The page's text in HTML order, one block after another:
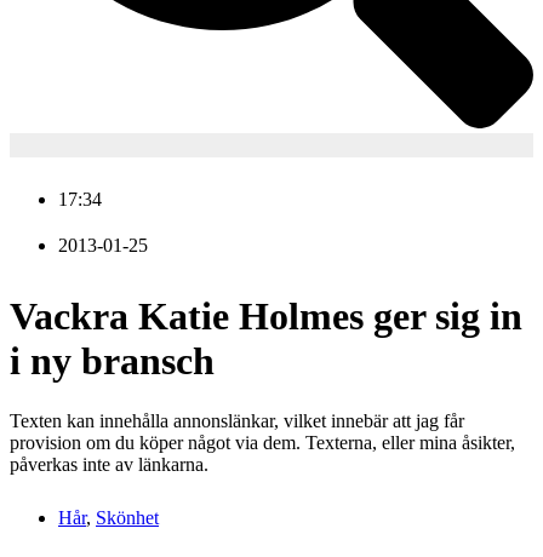
17:34
2013-01-25
Vackra Katie Holmes ger sig in
i ny bransch
Texten kan innehålla annonslänkar, vilket innebär att jag får
provision om du köper något via dem. Texterna, eller mina åsikter,
påverkas inte av länkarna.
Hår, Skönhet